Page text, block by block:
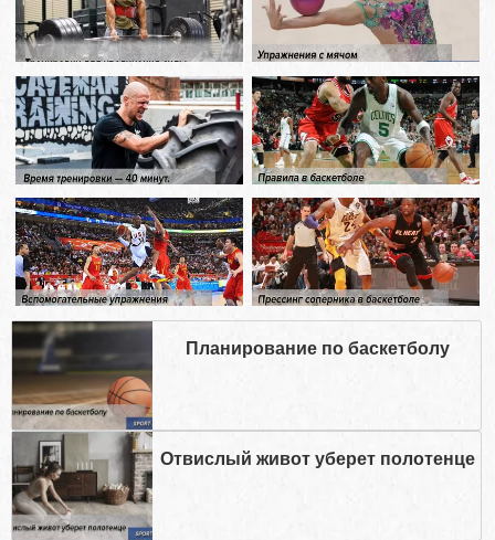
Планирование по баскетболу
Отвислый живот уберет полотенце